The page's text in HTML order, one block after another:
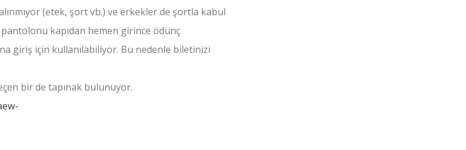
(etek, şort vb.) ve erkekler de şortla kabul
kapıdan hemen girince ödünç
giriş için kullanılabiliyor. Bu nedenle biletinizi
bir de tapınak bulunuyor.